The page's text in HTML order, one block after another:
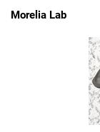
Morelia Lab